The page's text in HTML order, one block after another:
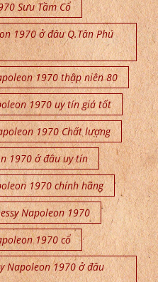
Sưu Tầm Cổ
1970 ở đâu Q.Tân Phú
1970 thập niên 80
1970 uy tín giá tốt
1970 Chất lượng
1970 ở đâu uy tín
1970 chính hãng
Napoleon 1970
1970 cổ
Napoleon 1970 ở đâu